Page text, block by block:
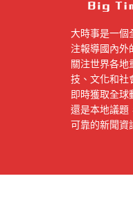
大時事是一個
注報導國內外
關注世界各地
技、文化和社
即時獲取全球
還是本地議題
可靠的新聞資